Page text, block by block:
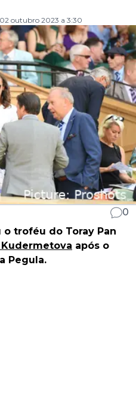
outubro 2023 a 3:30
0
troféu do Toray Pan
após o
Pegula.